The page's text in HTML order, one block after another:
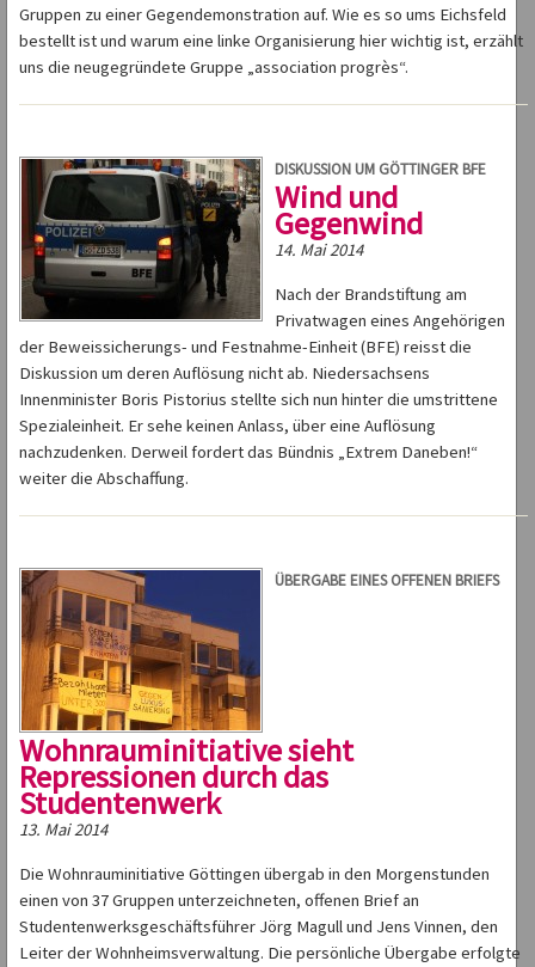
Gruppen zu einer Gegendemonstration auf. Wie es so ums Eichsfeld
bestellt ist und warum eine linke Organisierung hier wichtig ist, erzählt
uns die neugegründete Gruppe „association progrès“.
DISKUSSION UM GÖTTINGER BFE
Wind und
Gegenwind
14. Mai 2014
Nach der Brandstiftung am
Privatwagen eines Angehörigen
der Beweissicherungs- und Festnahme-Einheit (BFE) reisst die
Diskussion um deren Auflösung nicht ab. Niedersachsens
Innenminister Boris Pistorius stellte sich nun hinter die umstrittene
Spezialeinheit. Er sehe keinen Anlass, über eine Auflösung
nachzudenken. Derweil fordert das Bündnis „Extrem Daneben!“
weiter die Abschaffung.
ÜBERGABE EINES OFFENEN BRIEFS
Wohnrauminitiative sieht
Repressionen durch das
Studentenwerk
13. Mai 2014
Die Wohnrauminitiative Göttingen übergab in den Morgenstunden
einen von 37 Gruppen unterzeichneten, offenen Brief an
Studentenwerksgeschäftsführer Jörg Magull und Jens Vinnen, den
Leiter der Wohnheimsverwaltung. Die persönliche Übergabe erfolgte